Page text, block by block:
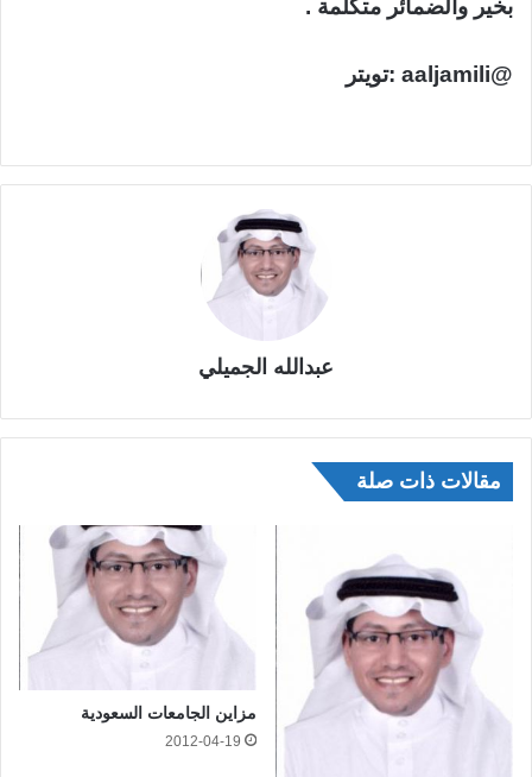
بخير والضمائر متكلمة .
@aaljamili :تويتر
عبدالله الجميلي
مقالات ذات صلة
مزاين الجامعات السعودية
2012-04-19